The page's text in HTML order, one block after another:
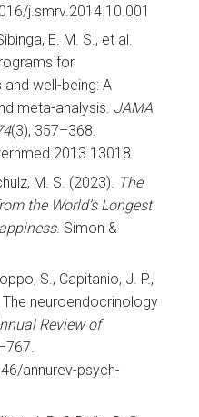
j.smrv.2014.10.001
E. M. S., et al.
for
well-being: A
meta-analysis. JAMA
(3), 357–368.
M. S. (2023). The
the World’s Longest
. Simon &
S., Capitanio, J. P.,
The neuroendocrinology
Review of
annurev-psych-